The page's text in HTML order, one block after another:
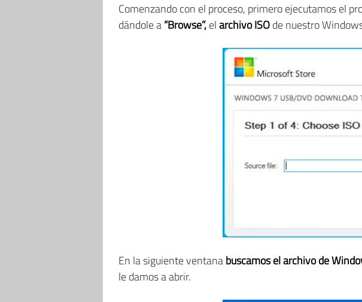
Comenzando con el proceso, primero ejecutamos el
dándole a“Browse”,elarchivo ISOde nuestro
En la siguiente ventanabuscamos el archivo de
le damos a abrir.